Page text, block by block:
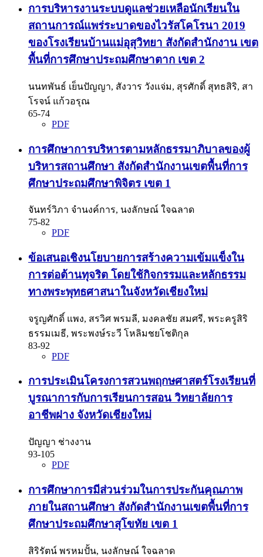
การบริหารงานระบบดูแลช่วยเหลือนักเรียนใน
สถานการณ์แพร่ระบาดของไวรัสโคโรนา 2019
ของโรงเรียนบ้านแม่อุสุวิทยา สังกัดสำนักงาน เขต
พื้นที่การศึกษาประถมศึกษาตาก เขต 2
นนทพันธ์ เย็นปัญญา, สังวาร วังแจ่ม, สุรศักดิ์ สุทธสิริ, สา
โรจน์ แก้วอรุณ
65-74
PDF
การศึกษาการบริหารตามหลักธรรมาภิบาลของผู้
บริหารสถานศึกษา สังกัดสำนักงานเขตพื้นที่การ
ศึกษาประถมศึกษาพิจิตร เขต 1
จันทร์วิภา จำนงค์การ, นงลักษณ์ ใจฉลาด
75-82
PDF
ข้อเสนอเชิงนโยบายการสร้างความเข้มแข็งใน
การต่อต้านทุจริต โดยใช้กิจกรรมและหลักธรรม
ทางพระพุทธศาสนาในจังหวัดเชียงใหม่
จรูญศักดิ์ แพง, สรวิศ พรมลี, มงคลชัย สมศรี, พระครูสิริ
ธรรมเมธี, พระพงษ์ระวี โหลิมชยโชติกุล
83-92
PDF
การประเมินโครงการสวนพฤกษศาสตร์โรงเรียนที่
บูรณาการกับการเรียนการสอน วิทยาลัยการ
อาชีพฝาง จังหวัดเชียงใหม่
ปัญญา ช่างงาน
93-105
PDF
การศึกษาการมีส่วนร่วมในการประกันคุณภาพ
ภายในสถานศึกษา สังกัดสำนักงานเขตพื้นที่การ
ศึกษาประถมศึกษาสุโขทัย เขต 1
สิริรัตน์ พรหมปั้น, นงลักษณ์ ใจฉลาด